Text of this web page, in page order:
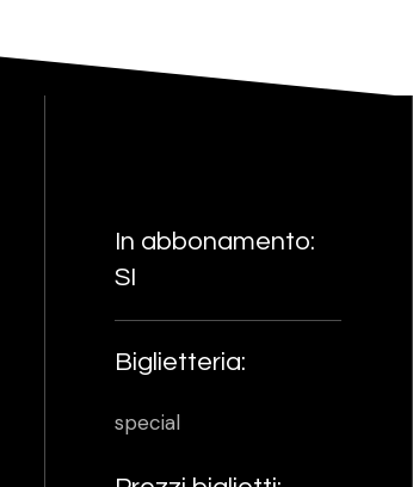
In abbonamento:
SI
Biglietteria:
special